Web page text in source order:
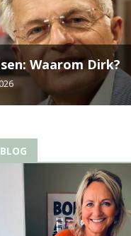
Waarom Dirk?